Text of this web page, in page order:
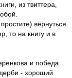
из твиттера,
вернуться.
то на книгу и в
и победа
- хороший